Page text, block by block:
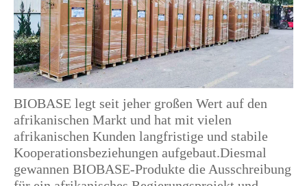
BIOBASE legt seit jeher großen Wert auf den
afrikanischen Markt und hat mit vielen
afrikanischen Kunden langfristige und stabile
Kooperationsbeziehungen aufgebaut.Diesmal
gewannen BIOBASE-Produkte die Ausschreibung